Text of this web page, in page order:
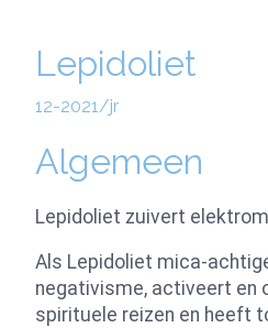
Lepidoliet
12-2021/jr
Algemeen
Lepidoliet zuivert
Als Lepidoliet mica-
negativisme, activeert en
spirituele reizen en heeft